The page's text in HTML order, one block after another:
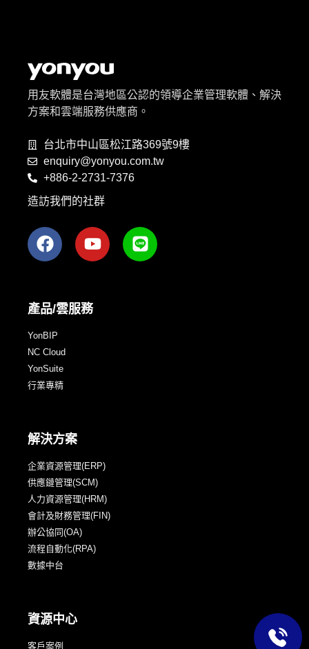
用友軟體是台灣地區公認的領導企業管理軟體、解決
方案和雲端服務供應商。
台北市中山區松江路369號9樓
enquiry@yonyou.com.tw
+886-2-2731-7376
造訪我們的社群
產品/雲服務
YonBIP
NC Cloud
YonSuite
行業專精
解決方案
企業資源管理(ERP)
供應鏈管理(SCM)
人力資源管理(HRM)
會計及財務管理(FIN)
辦公協同(OA)
流程自動化(RPA)
數據中台
資源中心
客戶案例